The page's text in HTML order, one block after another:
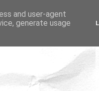
and user-agent
generate usage